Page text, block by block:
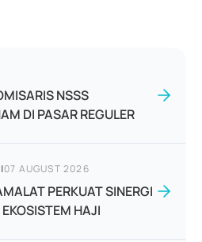
NSSS
DI PASAR REGULER
|07 AUGUST 2026
PERKUAT SINERGI
HAJI